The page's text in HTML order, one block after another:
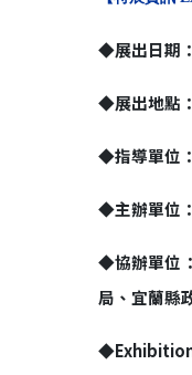
◆展出日期：
◆展出地點
◆指導單位
◆主辦單位
◆協辦單位
局、宜蘭縣
◆